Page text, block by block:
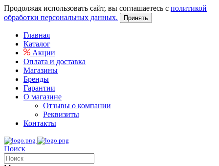
Продолжая использовать сайт, вы соглашаетесь с политикой
обработки персональных данных.
Принять
Главная
Каталог
Акции
Оплата и доставка
Магазины
Бренды
Гарантии
О магазине
Отзывы о компании
Реквизиты
Контакты
Поиск